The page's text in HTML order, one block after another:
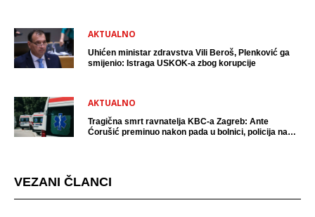
AKTUALNO
Uhićen ministar zdravstva Vili Beroš, Plenković ga
smijenio: Istraga USKOK-a zbog korupcije
AKTUALNO
Tragična smrt ravnatelja KBC-a Zagreb: Ante
Ćorušić preminuo nakon pada u bolnici, policija na
VEZANI ČLANCI